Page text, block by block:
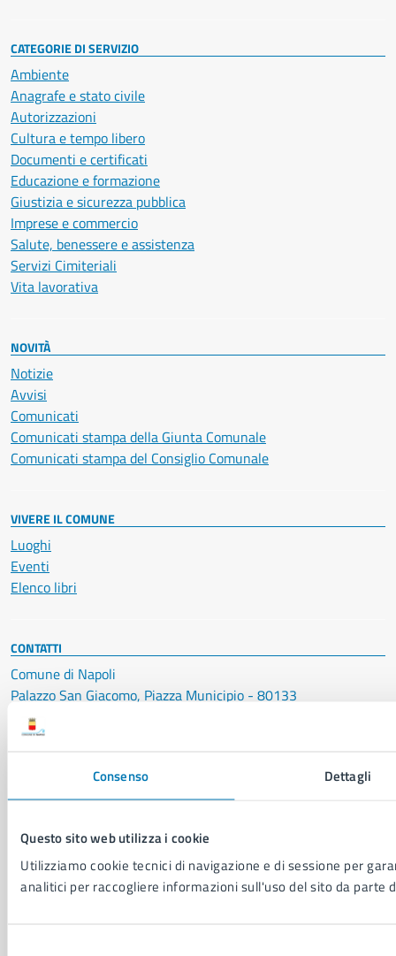
Consenso Dettagli
Questo sito web utilizza i cookie
Utilizziamo cookie tecnici di navigazione e di sessione per
analitici per raccogliere informazioni sull'uso del sito da parte
CATEGORIE DI SERVIZIO
Ambiente
Anagrafe e stato civile
Autorizzazioni
Cultura e tempo libero
Documenti e certificati
Educazione e formazione
Giustizia e sicurezza pubblica
Imprese e commercio
Salute, benessere e assistenza
Servizi Cimiteriali
Vita lavorativa
NOVITÀ
Notizie
Avvisi
Comunicati
Comunicati stampa della Giunta Comunale
Comunicati stampa del Consiglio Comunale
VIVERE IL COMUNE
Luoghi
Eventi
Elenco libri
CONTATTI
Comune di Napoli
Palazzo San Giacomo, Piazza Municipio - 80133
P. IVA: 01207650639
LEI: 8156007FF4DEB97ABA09
PEC:urp@pec.comune.napoli.it
Centralino unico:0817951111
Leggi le FAQ